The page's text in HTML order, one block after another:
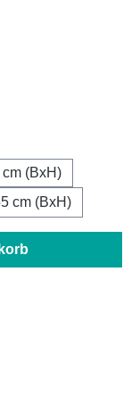
(BxH)
cm (BxH)
Wert ein